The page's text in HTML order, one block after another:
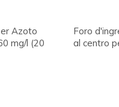
Azoto
mg/l (20
Foro
al centro